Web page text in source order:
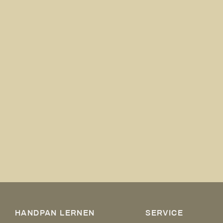
HANDPAN LERNEN SERVICE